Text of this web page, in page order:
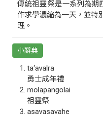
傳統祖靈祭是一系列為期
作求學濃縮為一天，並特
理。
小辭典
ta‘avalra
勇士成年禮
molapangolai
祖靈祭
asavasavahe